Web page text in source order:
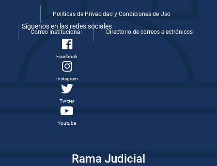
Politicas de Privacidad y Condiciones de Uso
Correo Institucional Directorio de correos electrónicos
Síguenos en las redes sociales
Facebook
Instagram
Twitter
Youtube
Rama Judicial